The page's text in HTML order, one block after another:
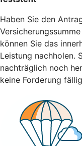
Haben Sie den
können Sie das
Leistung nachholen.
nachträglich noch
keine Forderung